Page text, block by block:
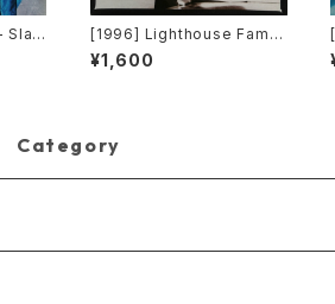
Slav
[1996] Lighthouse Famil
y – Ocean Drive [Wildcar
d]
¥1,600
Category